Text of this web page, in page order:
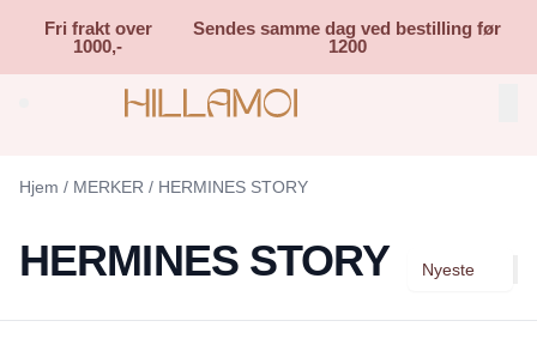
Fri frakt over
1000,-
Sendes samme dag ved bestilling før
1200
Search (⌘K)
Hjem / MERKER / HERMINES STORY
HERMINES STORY Nyeste